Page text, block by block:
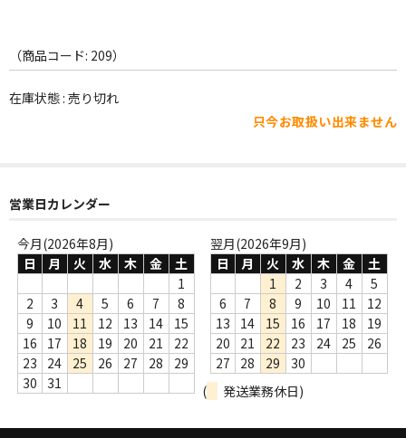
FOLK,SSW
レア盤（1万円以上）
Webのみ no.1
Webのみ no.2
Webのみ no.3
Webのみ no.4
売り切れ
Help
（商品コード: 209）
在庫状態 : 売り切れ
只今お取扱い出来ません
営業日カレンダー
今月(2026年8月)
日
月 火 水 木 金
土
1
2
3 4 5 6 7
8
9
10 11 12 13 14
15
16
17 18 19 20 21
22
23
24 25 26 27 28
29
30
31
翌月(2026年9月)
日
月 火 水 木 金
土
1
2 3 4
5
6
7 8 9 10 11
12
13
14 15 16 17 18
19
20
21 22 23 24 25
26
27
28 29
30
(
発送業務休日)